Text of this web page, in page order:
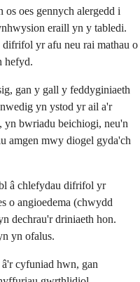
oes gennych alergedd i
eraill yn y tabledi.
yr afu neu rai mathau o
hefyd.
gan y gall y feddyginiaeth
yn ystod yr ail a'r
bwriadu beichiogi, neu'n
amgen mwy diogel gyda'ch
â chlefydau difrifol yr
o angioedema (chwydd
dechrau'r driniaeth hon.
yn ofalus.
cyfuniad hwn, gan